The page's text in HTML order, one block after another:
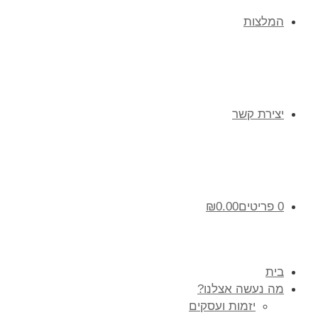
המלצות
יצירת קשר
0 פריטים ₪0.00
בית
מה נעשה אצלנו?
יזמות ועסקים